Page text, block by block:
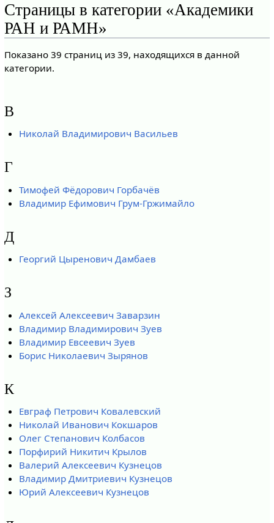
Страницы в категории «Академики
РАН и РАМН»
Показано 39 страниц из 39, находящихся в данной
категории.
В
Николай Владимирович Васильев
Г
Тимофей Фёдорович Горбачёв
Владимир Ефимович Грум-Гржимайло
Д
Георгий Цыренович Дамбаев
З
Алексей Алексеевич Заварзин
Владимир Владимирович Зуев
Владимир Евсеевич Зуев
Борис Николаевич Зырянов
К
Евграф Петрович Ковалевский
Николай Иванович Кокшаров
Олег Степанович Колбасов
Порфирий Никитич Крылов
Валерий Алексеевич Кузнецов
Владимир Дмитриевич Кузнецов
Юрий Алексеевич Кузнецов